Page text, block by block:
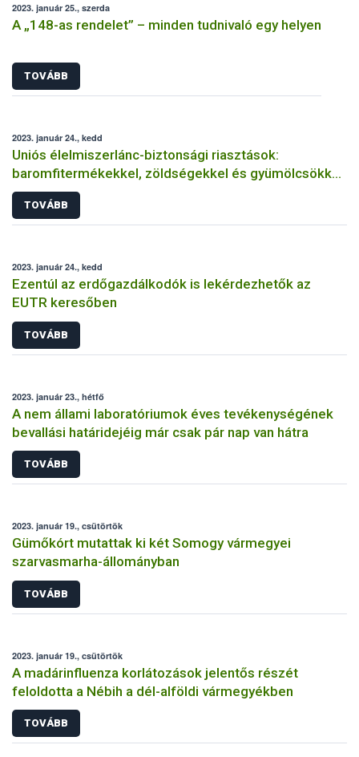
2023. január 25., szerda
A „148-as rendelet” – minden tudnivaló egy helyen
TOVÁBB
2023. január 24., kedd
Uniós élelmiszerlánc-biztonsági riasztások:
baromfitermékekkel, zöldségekkel és gyümölcsökkel
volt a legtöbb gond
TOVÁBB
2023. január 24., kedd
Ezentúl az erdőgazdálkodók is lekérdezhetők az
EUTR keresőben
TOVÁBB
2023. január 23., hétfő
A nem állami laboratóriumok éves tevékenységének
bevallási határidejéig már csak pár nap van hátra
TOVÁBB
2023. január 19., csütörtök
Gümőkórt mutattak ki két Somogy vármegyei
szarvasmarha-állományban
TOVÁBB
2023. január 19., csütörtök
A madárinfluenza korlátozások jelentős részét
feloldotta a Nébih a dél-alföldi vármegyékben
TOVÁBB